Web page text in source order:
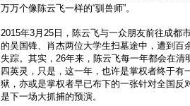
万万个像陈云飞一样的“驯兽师”。
2015年3月25日，陈云飞与一众朋友前往成都
的吴国锋、肖杰两位大学生扫墓途中，遭到百
失踪。其实，26年来，陈云飞每一年都会在
四英灵，只是，这一年，也许是掌权者终于有
狱，亦或是掌权者早已布下的一张针对全国反
是下一场大抓捕的预演。